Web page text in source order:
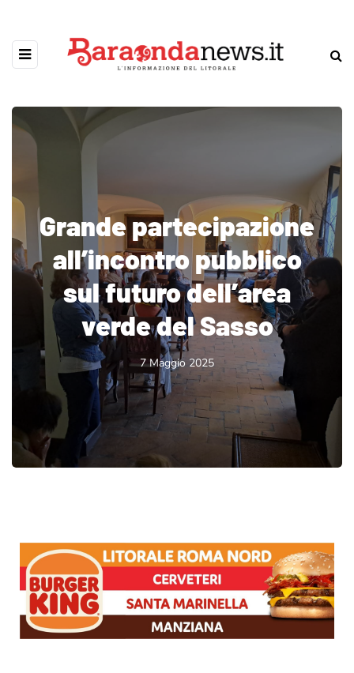
Grande partecipazione
all’incontro pubblico
sul futuro dell’area
verde del Sasso
7 Maggio 2025